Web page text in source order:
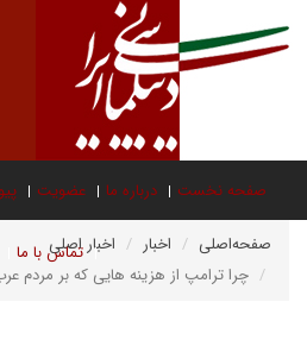
صفحه نخست درباره ما عضویت
تماس با ما صفحه‌اصلی اخبار
اخبار اصلی
چرا ترامپ از هزینه هایی که بر مردم